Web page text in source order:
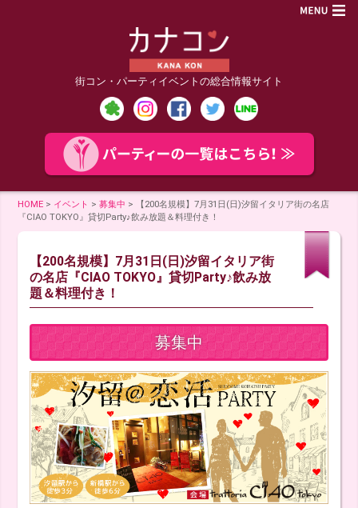
街コン・パーティイベントの総合情報サイト
HOME > イベント >募集中 >
【200名規模】7月31日(日)汐留イタリア街の名店
『CIAO TOKYO』貸切Party♪飲み放題＆料理付き！
【200名規模】7月31日(日)汐留イタリア街
の名店『CIAO TOKYO』貸切Party♪飲み放
題＆料理付き！
募集中